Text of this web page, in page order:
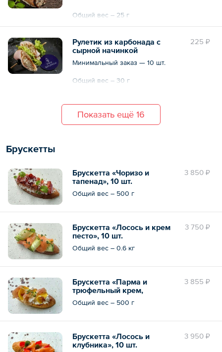
Общий вес – 25 г
225 ₽
Рулетик из карбонада с
сырной начинкой
Минимальный заказ — 10 шт.
Общий вес – 30 г
Показать ещё 16
Брускетты
3 850 ₽
Брускетта «Чоризо и
тапенад», 10 шт.
Общий вес – 500 г
3 750 ₽
Брускетта «Лосось и крем
песто», 10 шт.
Общий вес – 0.6 кг
3 855 ₽
Брускетта «Парма и
трюфельный крем,
персики», 10 шт.
Общий вес – 500 г
3 950 ₽
Брускетта «Лосось и
клубника», 10 шт.